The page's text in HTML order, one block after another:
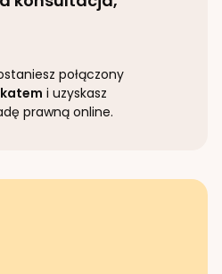
połączony
i uzyskasz
prawną online.